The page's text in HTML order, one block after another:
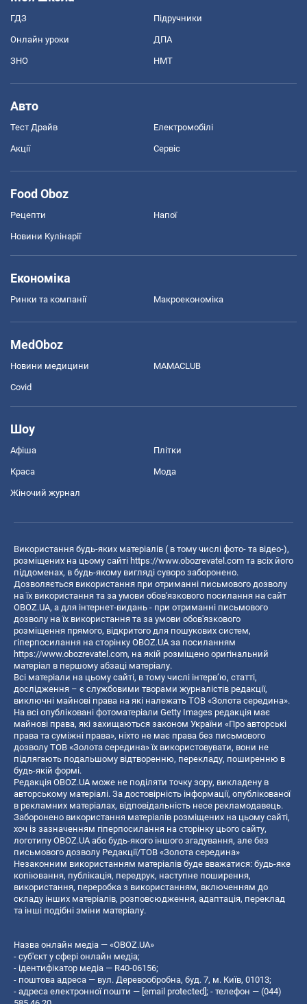
ГДЗ Підручники
Онлайн уроки ДПА
ЗНО НМТ
Авто
Тест Драйв Електромобілі
Акції Сервіс
Food Oboz
Рецепти Напої
Новини Кулінарії
Економіка
Ринки та компанії Макроекономіка
MedOboz
Новини медицини MAMACLUB
Covid
Шоу
Афіша Плітки
Краса Мода
Жіночий журнал
Використання будь-яких матеріалів ( в тому числі фото- та відео-),
розміщених на цьому сайті https://www.obozrevatel.com та всіх його
піддоменах, в будь-якому вигляді суворо заборонено.
Дозволяється використання при отриманні письмового дозволу
на їх використання та за умови обов'язкового посилання на сайт
OBOZ.UA, а для інтернет-видань - при отриманні письмового
дозволу на їх використання та за умови обов'язкового
розміщення прямого, відкритого для пошукових систем,
гіперпосилання на сторінку OBOZ.UA за посиланням
https://www.obozrevatel.com, на якій розміщено оригінальний
матеріал в першому абзаці матеріалу.
Всі матеріали на цьому сайті, в тому числі інтерв’ю, статті,
дослідження – є службовими творами журналістів редакції,
виключні майнові права на які належать ТОВ «Золота середина».
На всі опубліковані фотоматеріали Getty Images редакція має
майнові права, які захищаються законом України «Про авторські
права та суміжні права», ніхто не має права без письмового
дозволу ТОВ «Золота середина» їх використовувати, вони не
підлягають подальшому відтворенню, перекладу, поширенню в
будь-якій формі.
Редакція OBOZ.UA може не поділяти точку зору, викладену в
авторському матеріалі. За достовірність інформації, опублікованої
в рекламних матеріалах, відповідальність несе рекламодавець.
Заборонено використання матеріалів розміщених на цьому сайті,
хоч із зазначенням гіперпосилання на сторінку цього сайту,
логотипу OBOZ.UA або будь-якого іншого згадування, але без
письмового дозволу Редакції/ТОВ «Золота середина»
Незаконним використанням матеріалів буде вважатися: будь-яке
копiювання, публiкацiя, передрук, наступне поширення,
використання, переробка з використанням, включенням до
складу інших матеріалів, розповсюдження, адаптація, переклад
та інші подібні зміни матеріалу.
Назва онлайн медіа — «OBOZ.UA»
- суб'єкт у сфері онлайн медіа;
- ідентифікатор медіа — R40-06156;
- поштова адреса — вул. Деревообробна, буд. 7, м. Київ, 01013;
- адреса електронної пошти — [email protected] ; - телефон — (044)